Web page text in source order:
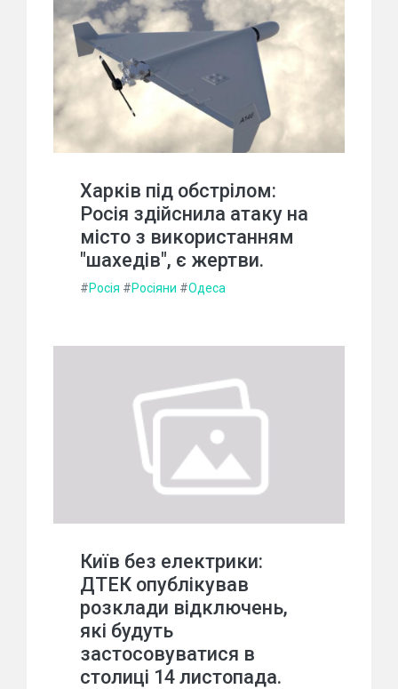
Харків під обстрілом:
Росія здійснила атаку на
місто з використанням
"шахедів", є жертви.
#Росія #Росіяни #Одеса
Київ без електрики:
ДТЕК опублікував
розклади відключень,
які будуть
застосовуватися в
столиці 14 листопада.